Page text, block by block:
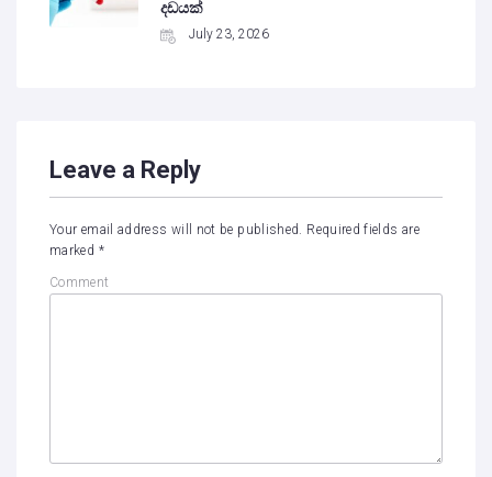
දඩයක්
July 23, 2026
Leave a Reply
Your email address will not be published. Required fields are
marked *
Comment